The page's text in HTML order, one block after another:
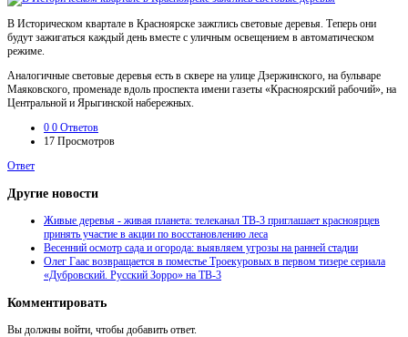
В Историческом квартале в Красноярске зажглись световые деревья. Теперь они
будут зажигаться каждый день вместе с уличным освещением в автоматическом
режиме.
Аналогичные световые деревья есть в сквере на улице Дзержинского, на бульваре
Маяковского, променаде вдоль проспекта имени газеты «Красноярский рабочий», на
Центральной и Ярыгинской набережных.
0 0 Ответов
17 Просмотров
Ответ
Другие новости
Живые деревья - живая планета: телеканал ТВ‑3 приглашает красноярцев
принять участие в акции по восстановлению леса
Весенний осмотр сада и огорода: выявляем угрозы на ранней стадии
Олег Гаас возвращается в поместье Троекуровых в первом тизере сериала
«Дубровский. Русский Зорро» на ТВ-3
Комментировать
Вы должны войти, чтобы добавить ответ.